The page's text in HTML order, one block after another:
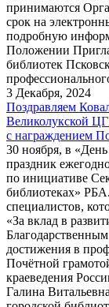
принимаются
срок на
подробную
Положении
библиотек
3 Декабря, 2024
Поздравляем
Великолукской
с награждением
30 ноября, в
праздник
по инициативе
библиотеках»
специалистов,
«За вклад в
достижения в
Почётной
краеведения
Галина